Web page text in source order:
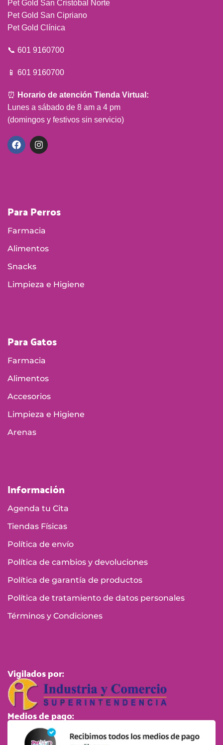
Pet Gold San Cristóbal Norte
Pet Gold San Cipriano
Pet Gold Clínica
📞 601 9160700
📱 601 9160700
⏰ Horario de atención Tienda Virtual:
Lunes a sábado de 8 am a 4 pm
(domingos y festivos sin servicio)
Para Perros
Farmacia
Alimentos
Snacks
Limpieza e Higiene
Para Gatos
Farmacia
Alimentos
Accesorios
Limpieza e Higiene
Arenas
Información
Agenda tu Cita
Tiendas Físicas
Política de envío
Política de cambios y devoluciones
Política de garantía de productos
Política de tratamiento de datos personales
Términos y Condiciones
Vigilados por:
Medios de pago: